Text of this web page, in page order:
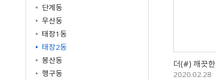
단계동
우산동
태장1동
태장2동
봉산동
행구동
2020.02.28